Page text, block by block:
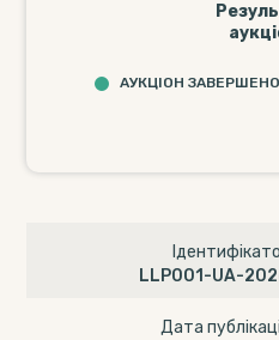
АУКЦІОН
LLP001-UA-
Дата